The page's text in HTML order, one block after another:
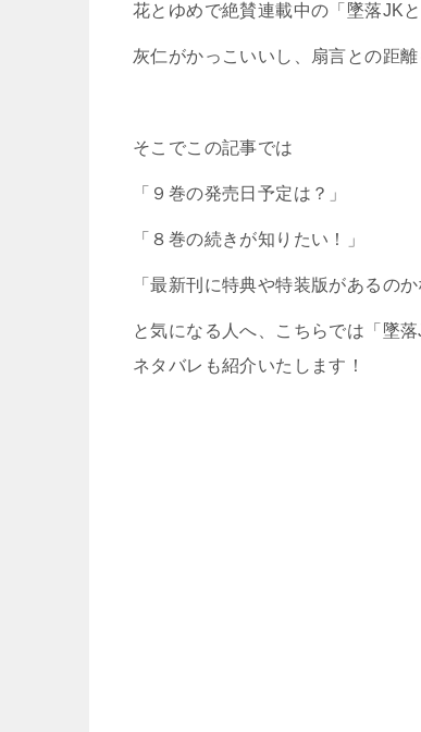
花とゆめで絶賛連載中の「墜落JK
灰仁がかっこいいし、扇言との距
そこでこの記事では
「９巻の発売日予定は？」
「８巻の続きが知りたい！」
「最新刊に特典や特装版があるのか
と気になる人へ、こちらでは「墜
ネタバレも紹介いたします！